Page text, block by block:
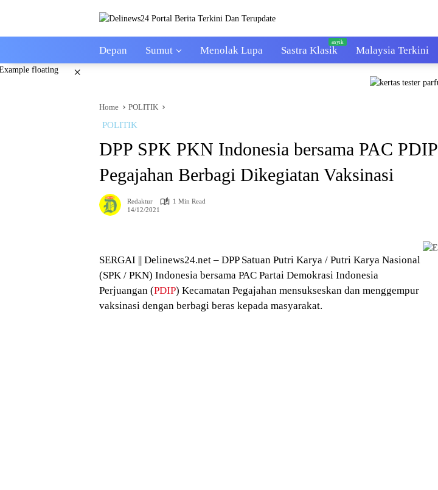
Depan Sumut Menolak Lupa Sastra Klasik Malaysia Terkini
×
Home POLITIK
POLITIK
DPP SPK PKN Indonesia bersama PAC PDIP
Pegajahan Berbagi Dikegiatan Vaksinasi
Redaktur
1 Min Read
14/12/2021
SERGAI || Delinews24.net – DPP Satuan Putri Karya / Putri Karya Nasional
(SPK / PKN) Indonesia bersama PAC Partai Demokrasi Indonesia
Perjuangan (PDIP) Kecamatan Pegajahan mensukseskan dan menggempur
vaksinasi dengan berbagi beras kepada masyarakat.